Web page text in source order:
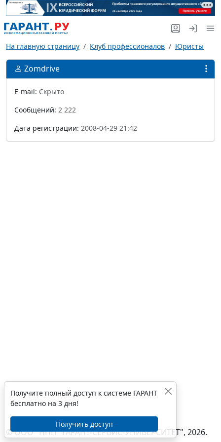
На главную страницу Клуб профессионалов Юристы
Zomdrive
E-mail: Скрыто
Сообщений: 2 222
Дата регистрации: 2008-04-29 21:42
© ООО "НПП "ГАРАНТ-СЕРВИС-УНИВЕРСИТЕТ", 2026.
Получите полный доступ к системе ГАРАНТ
бесплатно на 3 дня!
Получить доступ